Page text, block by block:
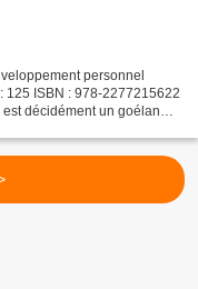
personnel
125 ISBN : 978-2277215622
décidément un goéland